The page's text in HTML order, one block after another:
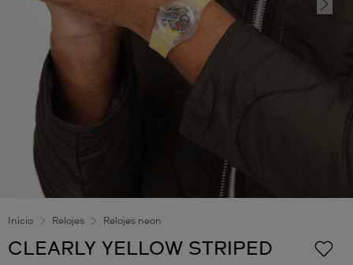
Inicio Relojes Relojes neon
CLEARLY YELLOW STRIPED